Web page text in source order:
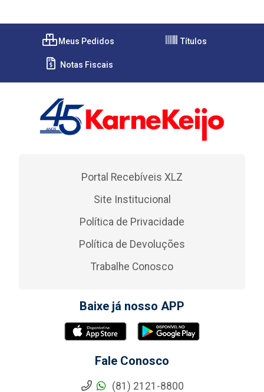
Meus Pedidos Títulos
Notas Fiscais
Portal Recebíveis XLZ
Site Institucional
Política de Privacidade
Política de Devoluções
Trabalhe Conosco
Baixe já nosso APP
Fale Conosco
(81) 2121-8800